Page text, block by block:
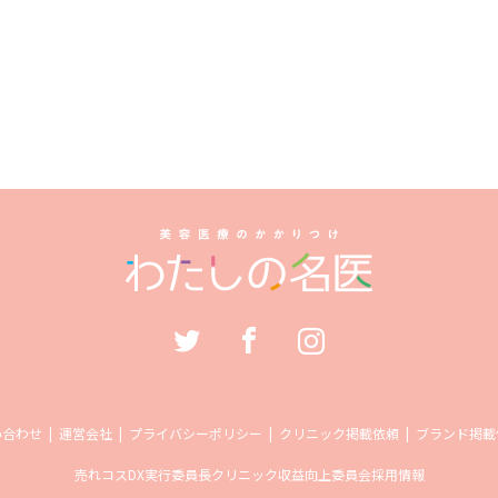
わせ 運営会社 プライバシーポリシー クリニック掲載依頼 ブランド掲
売れコスDX実行委員長クリニック収益向上委員会採用情報